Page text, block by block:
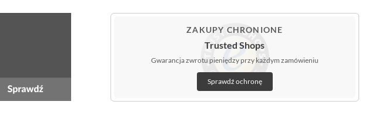
ZAKUPY CHRONIONE
Trusted Shops
Gwarancja zwrotu pieniędzy przy każdym zamówieniu
Sprawdź ochronę